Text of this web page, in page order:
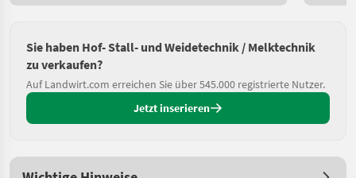
Sie haben Hof- Stall- und Weidetechnik / Melktechnik
zu verkaufen?
Auf Landwirt.com erreichen Sie über 545.000 registrierte Nutzer.
Jetzt inserieren